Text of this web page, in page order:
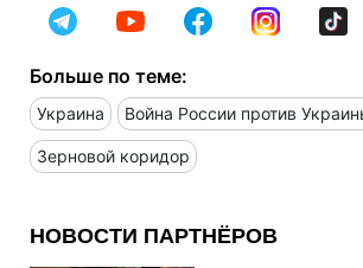
Больше по теме:
Украина Война России против
Зерновой коридор